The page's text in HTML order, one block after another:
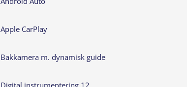
Apple CarPlay
Bakkamera m. dynamisk guide
Digital instrumentering 12